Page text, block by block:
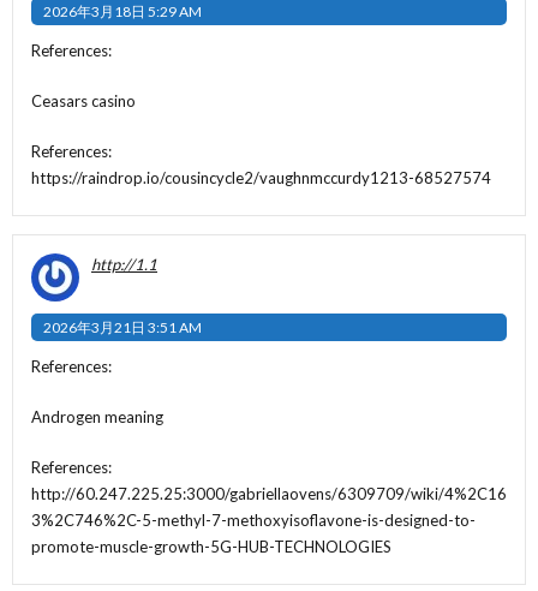
2026年3月18日 5:29 AM
References:
Ceasars casino
References:
https://raindrop.io/cousincycle2/vaughnmccurdy1213-68527574
http://1.1
2026年3月21日 3:51 AM
References:
Androgen meaning
References:
http://60.247.225.25:3000/gabriellaovens/6309709/wiki/4%2C16
3%2C746%2C-5-methyl-7-methoxyisoflavone-is-designed-to-
promote-muscle-growth-5G-HUB-TECHNOLOGIES